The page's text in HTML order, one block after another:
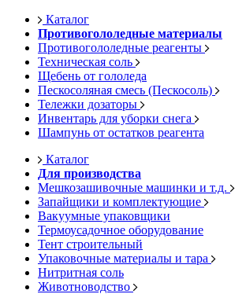
Каталог
Противогололедные материалы
Противогололедные реагенты
Техническая соль
Щебень от гололеда
Пескосоляная смесь (Пескосоль)
Тележки дозаторы
Инвентарь для уборки снега
Шампунь от остатков реагента
Каталог
Для производства
Мешкозашивочные машинки и т.д.
Запайщики и комплектующие
Вакуумные упаковщики
Термоусадочное оборудование
Тент строительный
Упаковочные материалы и тара
Нитритная соль
Животноводство